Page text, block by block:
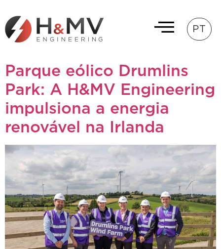
PT
Parque eólico Drumlins
Park: A H&MV Engineering
impulsiona a energia
renovável na Irlanda